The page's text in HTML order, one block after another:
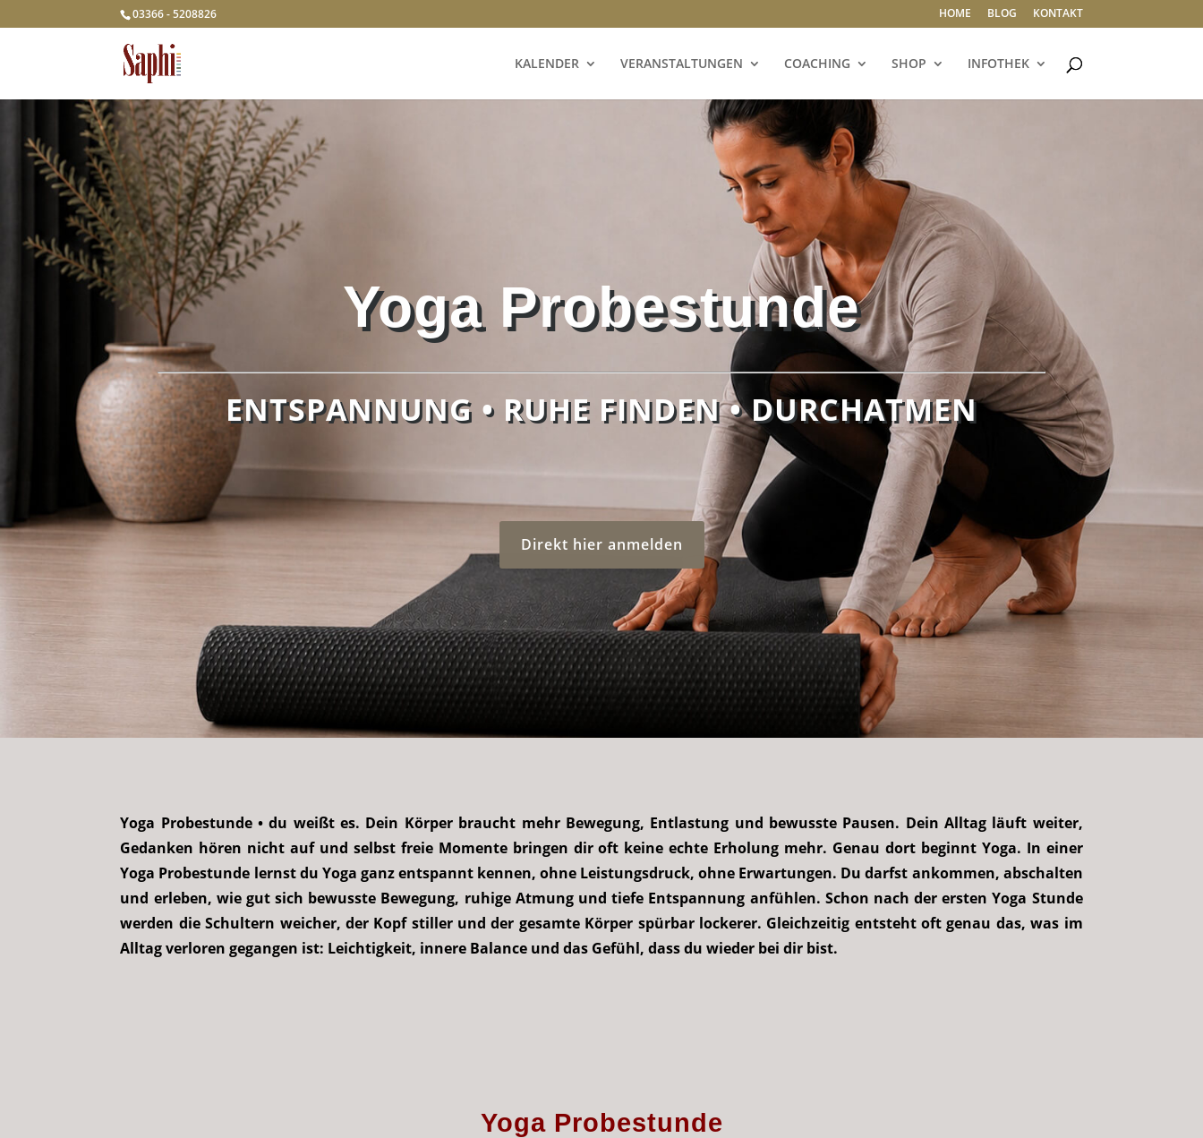
03366 - 5208826 HOME BLOG KONTAKT
KALENDER VERANSTALTUNGEN COACHING SHOP INFOTHEK
Yoga Probestunde
ENTSPANNUNG • RUHE FINDEN • DURCHATMEN
Direkt hier anmelden
Yoga Probestunde • du weißt es. Dein Körper braucht mehr Bewegung, Entlastung und bewusste Pausen. Dein Alltag läuft weiter,
Gedanken hören nicht auf und selbst freie Momente bringen dir oft keine echte Erholung mehr. Genau dort beginnt Yoga. In einer
Yoga Probestunde lernst du Yoga ganz entspannt kennen, ohne Leistungsdruck, ohne Erwartungen. Du darfst ankommen, abschalten
und erleben, wie gut sich bewusste Bewegung, ruhige Atmung und tiefe Entspannung anfühlen. Schon nach der ersten Yoga Stunde
werden die Schultern weicher, der Kopf stiller und der gesamte Körper spürbar lockerer. Gleichzeitig entsteht oft genau das, was im
Alltag verloren gegangen ist: Leichtigkeit, innere Balance und das Gefühl, dass du wieder bei dir bist.
Yoga Probestunde